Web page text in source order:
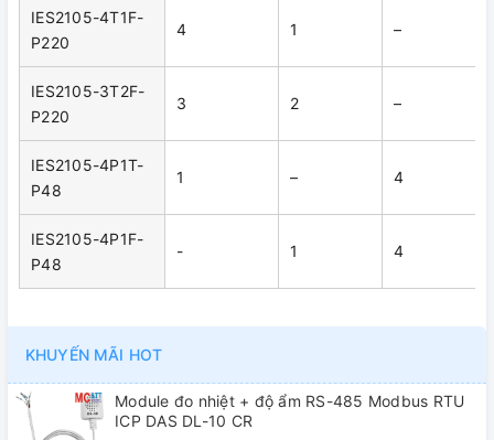
IES2105-4T1F-
P220
4 1 –
IES2105-3T2F-
P220
3 2 –
IES2105-4P1T-
P48
1 – 4
IES2105-4P1F-
P48
- 1 4
KHUYẾN MÃI HOT
Module đo nhiệt + độ ẩm RS-485 Modbus RTU
ICP DAS DL-10 CR